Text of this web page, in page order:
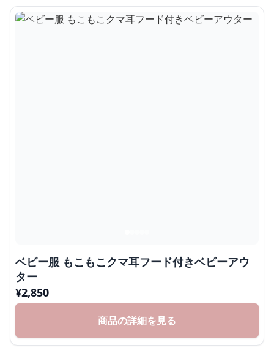
ベビー服 もこもこクマ耳フード付きベビーアウ
ター
¥2,850
商品の詳細を見る